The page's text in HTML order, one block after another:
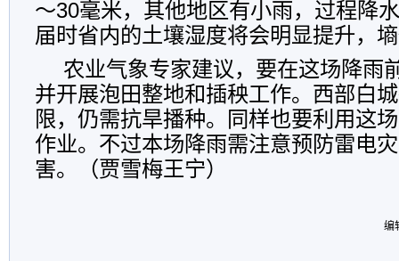
～30毫米，其他地区有小雨，过程降
届时省内的土壤湿度将会明显提升，
农业气象专家建议，要在这场降雨
并开展泡田整地和插秧工作。西部白
限，仍需抗旱播种。同样也要利用这
作业。不过本场降雨需注意预防雷电
害。（贾雪梅王宁）
编